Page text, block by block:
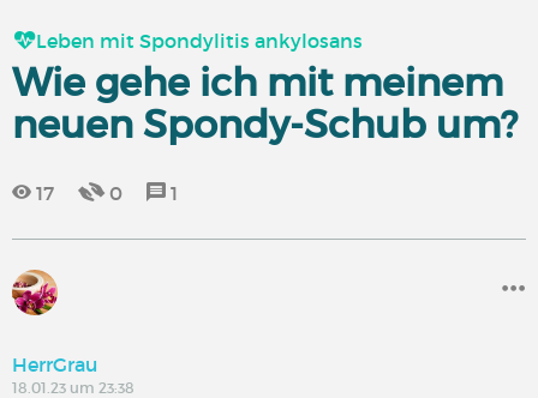
Leben mit Spondylitis ankylosans
Wie gehe ich mit meinem
neuen Spondy-Schub um?
17 0 1
HerrGrau
18.01.23 um 23:38